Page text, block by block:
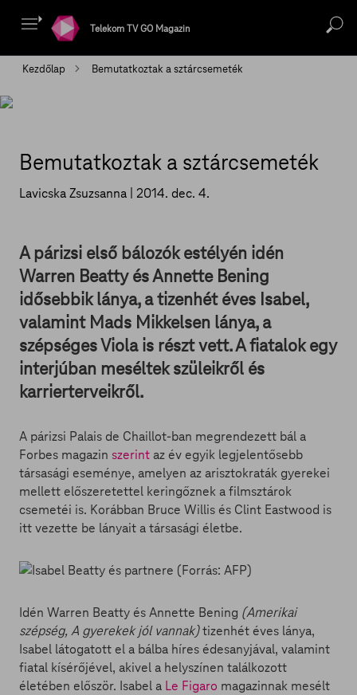
Telekom TV GO Magazin
Kezdőlap Bemutatkoztak a sztárcsemeték
Bemutatkoztak a sztárcsemeték
Lavicska Zsuzsanna | 2014. dec. 4.
A párizsi első bálozók estélyén idén
Warren Beatty és Annette Bening
idősebbik lánya, a tizenhét éves Isabel,
valamint Mads Mikkelsen lánya, a
szépséges Viola is részt vett. A fiatalok egy
interjúban meséltek szüleikről és
karrierterveikről.
A párizsi Palais de Chaillot-ban megrendezett bál a
Forbes magazin szerint az év egyik legjelentősebb
társasági eseménye, amelyen az arisztokraták gyerekei
mellett előszeretettel keringőznek a filmsztárok
csemetéi is. Korábban Bruce Willis és Clint Eastwood is
itt vezette be lányait a társasági életbe.
Idén Warren Beatty és Annette Bening (Amerikai
szépség, A gyerekek jól vannak)tizenhét éves lánya,
Isabel látogatott el a bálba híres édesanyjával, valamint
fiatal kísérőjével, akivel a helyszínen találkozott
életében először. Isabel a Le Figaro magazinnak mesélt